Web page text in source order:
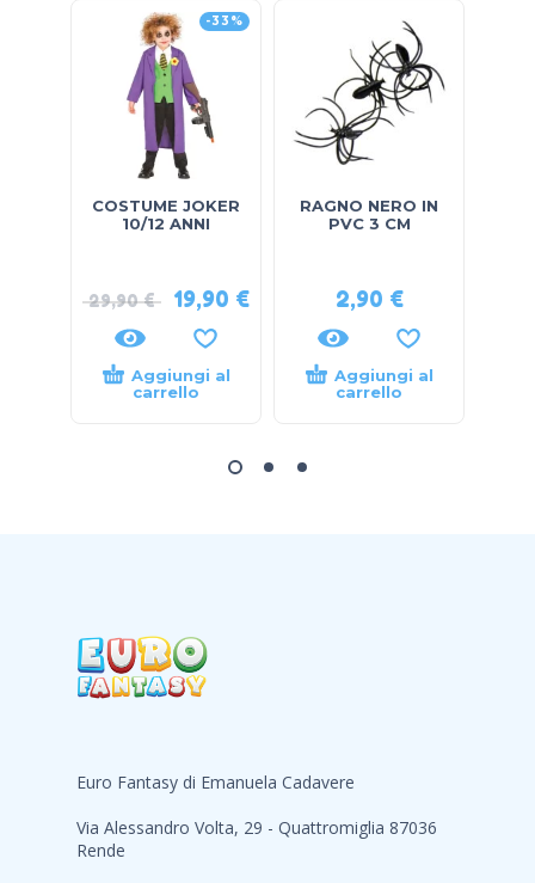
-33%
COSTUME JOKER
10/12 ANNI
29,90€ 19,90 €
Aggiungi al
carrello
RAGNO NERO IN
PVC 3 CM
2,90 €
Aggiungi al
carrello
Euro Fantasy di Emanuela Cadavere
Via Alessandro Volta, 29 - Quattromiglia 87036
Rende